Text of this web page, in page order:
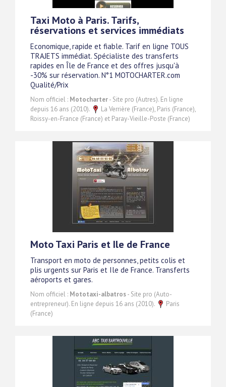
Taxi Moto à Paris. Tarifs,
réservations et services immédiats
Economique, rapide et fiable. Tarif en ligne TOUS
TRAJETS immédiat. Spécialiste des transferts
rapides en Île de France et des offres jusqu'à
-30% sur réservation. N°1 MOTOCHARTER.com
Qualité/Prix
Nom officiel : Motocharter- Site pro (Autres). En ligne
depuis 16 ans (2010).
La Verrière (France), Paris (France),
Roissy-en-France (France) et Paray-Vieille-Poste (France)
Moto Taxi Paris et Ile de France
Transport en moto de personnes, petits colis et
plis urgents sur Paris et Ile de France. Transferts
aéroports et gares.
Nom officiel : Mototaxi-albatros- Site pro (Auto-
entrepreneur). En ligne depuis 16 ans (2010).
Paris
(France)